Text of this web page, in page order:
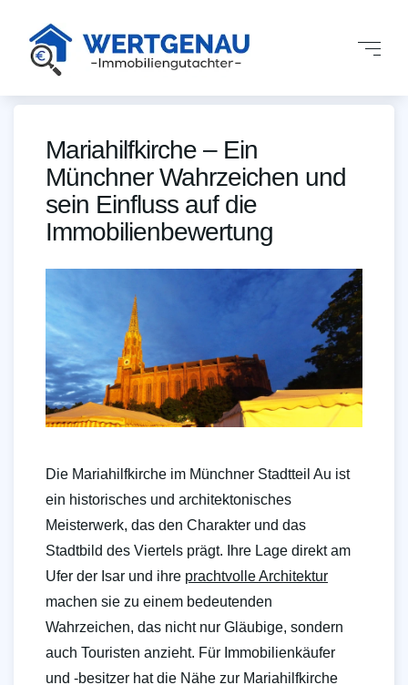
Mariahilfkirche – Ein
Münchner Wahrzeichen und
sein Einfluss auf die
Immobilienbewertung
Die Mariahilfkirche im Münchner Stadtteil Au ist
ein historisches und architektonisches
Meisterwerk, das den Charakter und das
Stadtbild des Viertels prägt. Ihre Lage direkt am
Ufer der Isar und ihre prachtvolle Architektur
machen sie zu einem bedeutenden
Wahrzeichen, das nicht nur Gläubige, sondern
auch Touristen anzieht. Für Immobilienkäufer
und -besitzer hat die Nähe zur Mariahilfkirche